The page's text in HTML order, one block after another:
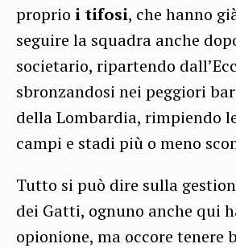
proprio i tifosi, che hanno
seguire la squadra anche
societario, ripartendo
sbronzandosi nei peggiori
della Lombardia, rimpiendo
campi e stadi più o meno
Tutto si può dire sulla
dei Gatti, ognuno anche qui
opionione, ma occore tenere